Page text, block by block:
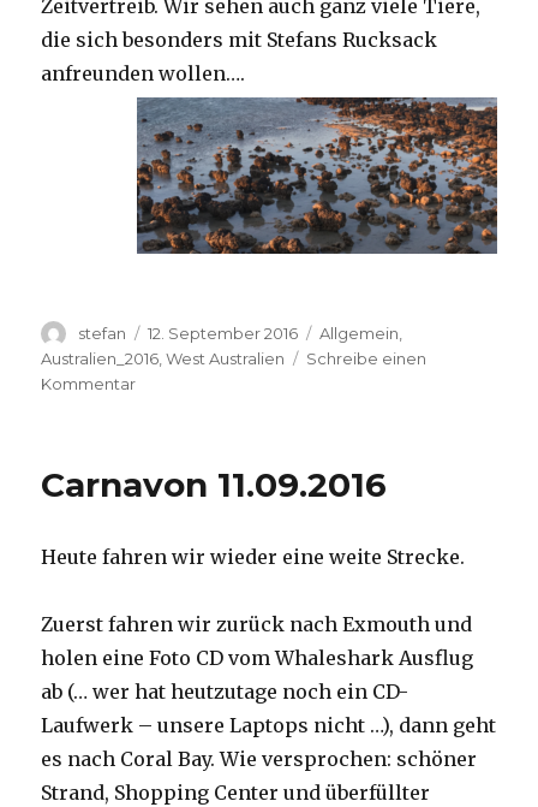
Zeitvertreib. Wir sehen auch ganz viele Tiere,
die sich besonders mit Stefans Rucksack
anfreunden wollen….
Autor
stefan
Veröffentlicht
am
12. September 2016 Kategorien
Allgemein
Australien_2016 ,West Australien
Schreibe einen
Kommentarzu
Carnavon 11.09.2016
Heute fahren wir wieder eine weite Strecke.
Zuerst fahren wir zurück nach Exmouth und
holen eine Foto CD vom Whaleshark Ausflug
ab (… wer hat heutzutage noch ein CD-
Laufwerk – unsere Laptops nicht …), dann geht
es nach Coral Bay. Wie versprochen: schöner
Strand, Shopping Center und überfüllter